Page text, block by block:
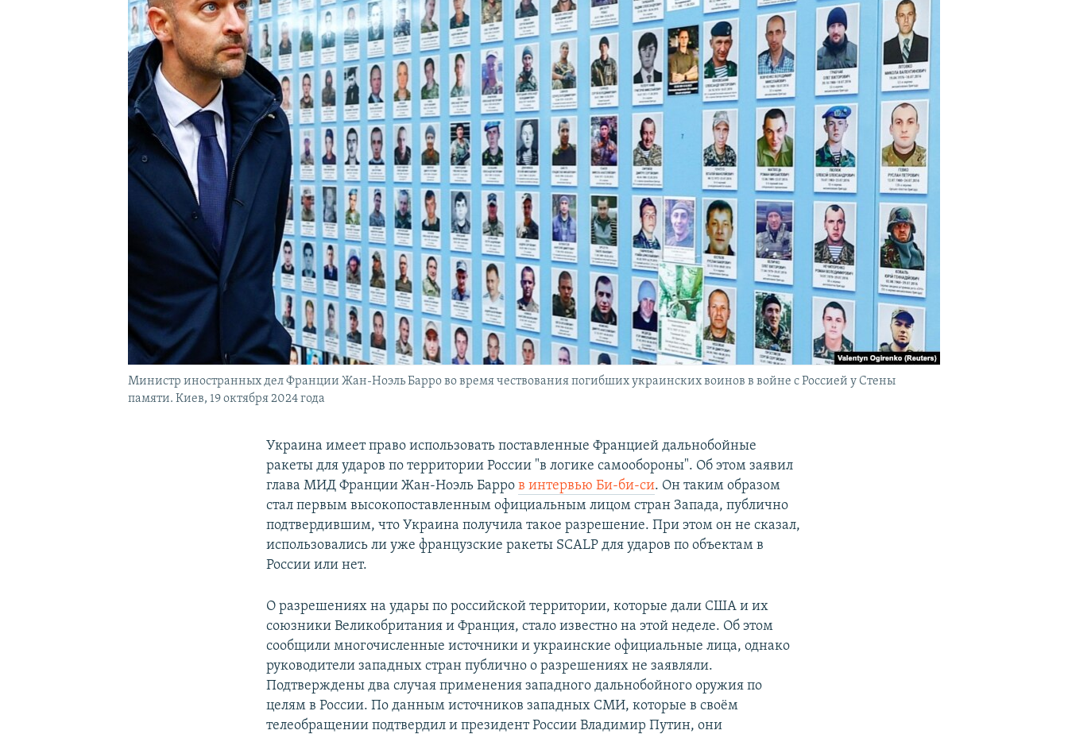
Министр иностранных дел Франции Жан-Ноэль Барро во время чествования погибших украинских воинов в войне с Россией у Стены
памяти. Киев, 19 октября 2024 года
Украина имеет право использовать поставленные Францией дальнобойные
ракеты для ударов по территории России "в логике самообороны". Об этом заявил
глава МИД Франции Жан-Ноэль Барров интервью Би-би-си. Он таким образом
стал первым высокопоставленным официальным лицом стран Запада, публично
подтвердившим, что Украина получила такое разрешение. При этом он не сказал,
использовались ли уже французские ракеты SCALP для ударов по объектам в
России или нет.
О разрешениях на удары по российской территории, которые дали США и их
союзники Великобритания и Франция, стало известно на этой неделе. Об этом
сообщили многочисленные источники и украинские официальные лица, однако
руководители западных стран публично о разрешениях не заявляли.
Подтверждены два случая применения западного дальнобойного оружия по
целям в России. По данным источников западных СМИ, которые в своём
телеобращении подтвердил и президент России Владимир Путин, они